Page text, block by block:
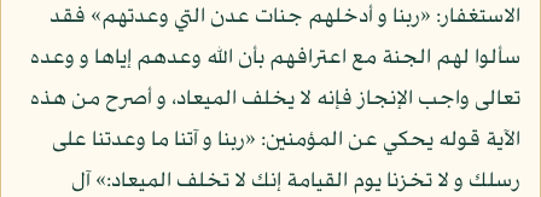
الاستغفار: «ربنا و أدخلهم جنات عدن التي وعدتهم» فقد
سألوا لهم الجنة مع اعترافهم بأن الله وعدهم إياها و وعده
تعالى واجب الإنجاز فإنه لا يخلف الميعاد، و أصرح من هذه
الآية قوله يحكي عن المؤمنين: «ربنا و آتنا ما وعدتنا على
رسلك و لا تخزنا يوم القيامة إنك لا تخلف الميعاد:» آل